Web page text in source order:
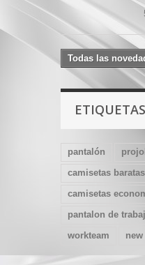
Todas las
ETIQUETAS
pantalón
camisetas baratas
camisetas
pantalon de
workteam
new